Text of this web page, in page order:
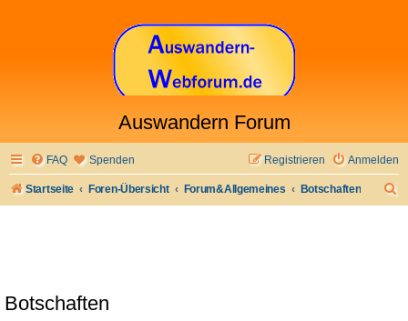
Auswandern Forum
FAQ Spenden Anmelden
Registrieren
Startseite Foren-Übersicht Forum&Allgemeines Botschaften
Botschaften